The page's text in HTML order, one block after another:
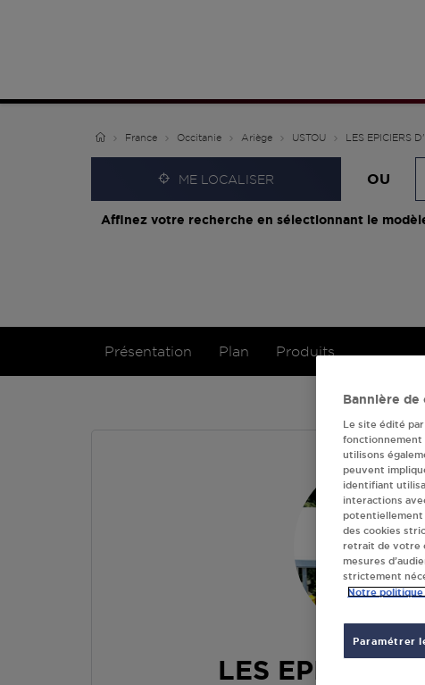
France Occitanie Ariège USTOU LES EPICIERS
ME LOCALISER OU
Affinez votre recherche en sélectionnant le
Présentation Plan Produits
LES EPICIERS
Bannière de
Le site édité
fonctionnement
utilisons
peuvent
identifiant
interactions
potentiellement
des cookies
retrait de votre
mesures
strictement
Notre politique
Paramétrer